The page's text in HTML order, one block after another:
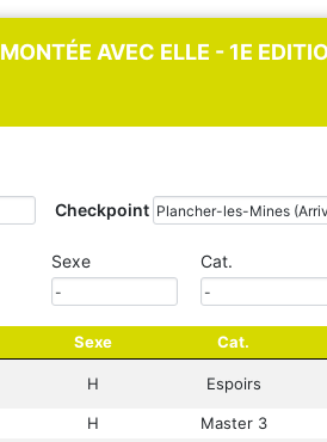
MONTÉE AVEC ELLE - 1E
Checkpoint
Sexe Cat.
Sexe Cat.
H Espoirs
H Master 3